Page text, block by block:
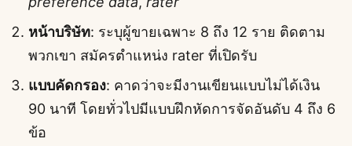
หน้าบริษัท: ระบุผู้ขายเฉพาะ 8 ถึง 12 ราย ติดตาม
พวกเขา สมัครตำแหน่ง rater ที่เปิดรับ
แบบคัดกรอง: คาดว่าจะมีงานเขียนแบบไม่ได้เงิน
90 นาที โดยทั่วไปมีแบบฝึกหัดการจัดอันดับ 4 ถึง 6
ข้อ